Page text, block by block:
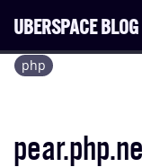
UBERSPACE BLOG
php